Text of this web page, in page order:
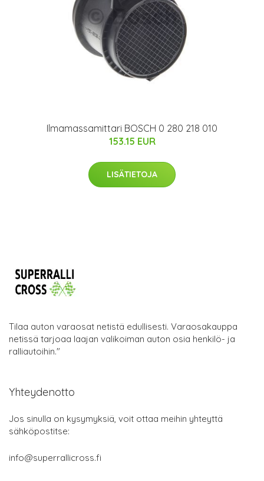
Ilmamassamittari BOSCH 0 280 218 010
153.15 EUR
LISÄTIETOJA
Tilaa auton varaosat netistä edullisesti. Varaosakauppa
netissä tarjoaa laajan valikoiman auton osia henkilö- ja
ralliautoihin."
Yhteydenotto
Jos sinulla on kysymyksiä, voit ottaa meihin yhteyttä
sähköpostitse:
info@superrallicross.fi